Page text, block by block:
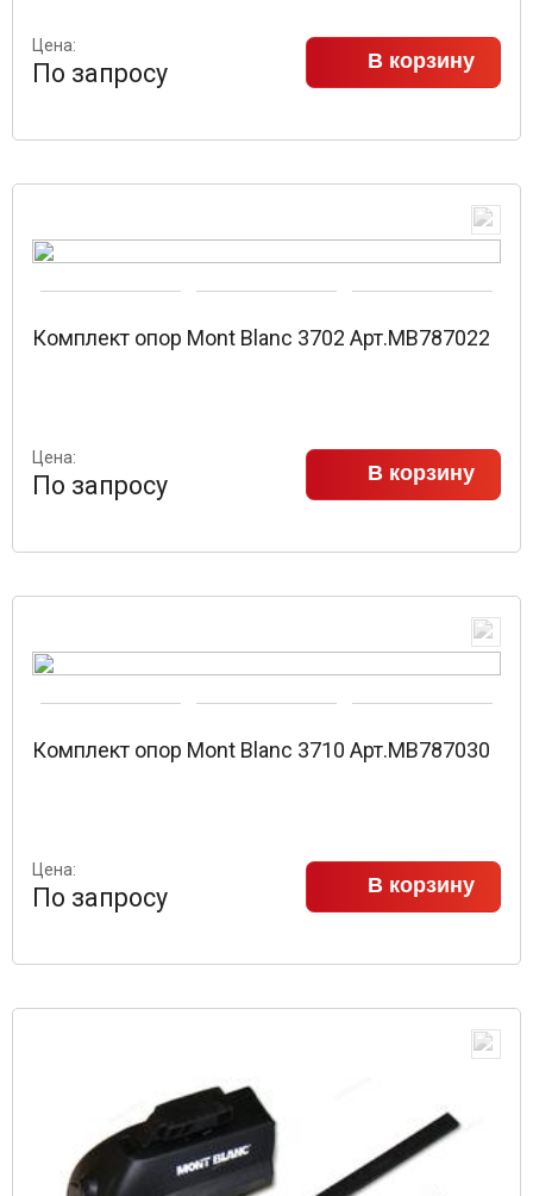
Цена:
По запросу В корзину
Комплект опор Mont Blanc 3702 Арт.MB787022
Цена:
По запросу В корзину
Комплект опор Mont Blanc 3710 Арт.MB787030
Цена:
По запросу В корзину